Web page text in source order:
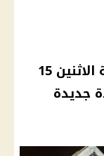
موعد صرف معاش تكافل وكرامة الاثنين 15